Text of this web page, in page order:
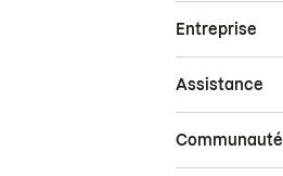
Entreprise
Assistance
Communauté